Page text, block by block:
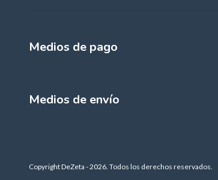
Medios de pago
Medios de envío
Copyright DeZeta - 2026. Todos los derechos reservados.